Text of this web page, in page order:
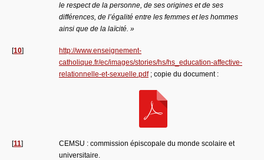
le respect de la personne, de ses origines et de ses
différences, de l’égalité entre les femmes et les hommes
ainsi que de la laïcité. »
[10]
http://www.enseignement-
catholique.fr/ec/images/stories/hs/hs_education-affective-
relationnelle-et-sexuelle.pdf; copie du document :
[11]
CEMSU : commission épiscopale du monde scolaire et
universitaire.